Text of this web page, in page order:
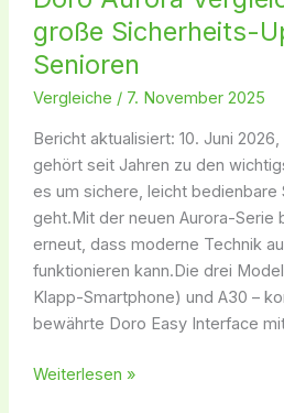
große Sicherheits-
Senioren
Vergleiche / 7. November 2025
Bericht aktualisiert: 10. Juni
gehört seit Jahren zu den
es um sichere, leicht bedienbare
geht.Mit der neuen Aurora-Serie
erneut, dass moderne Technik
funktionieren kann.Die drei
Klapp-Smartphone) und A30 –
bewährte Doro Easy Interface
Vergleich
2025
–
Das
große
Sicherheits-
Senioren
Weiterlesen »